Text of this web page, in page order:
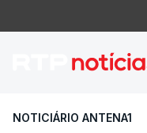
14h
NOTICIÁRIO ANTENA1